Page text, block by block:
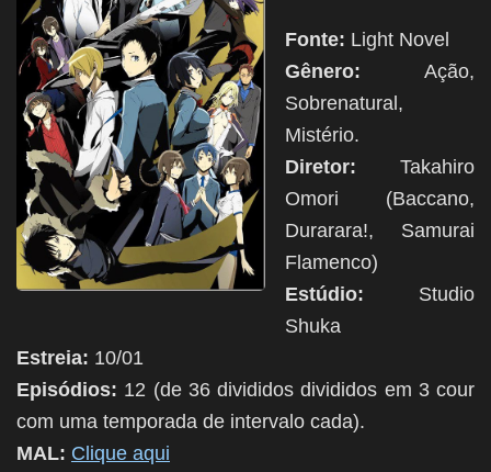
Fonte: Light Novel
Gênero: Ação,
Sobrenatural,
Mistério.
Diretor: Takahiro
Omori (Baccano,
Durarara!, Samurai
Flamenco)
Estúdio: Studio
Shuka
Estreia: 10/01
Episódios: 12 (de 36 divididos divididos em 3 cour
com uma temporada de intervalo cada).
MAL: Clique aqui